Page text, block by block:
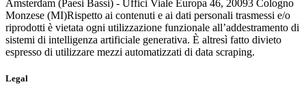
Amsterdam (Paesi Bassi) - Uffici Viale Europa 46, 20093 Cologno
Monzese (MI)Rispetto ai contenuti e ai dati personali trasmessi e/o
riprodotti è vietata ogni utilizzazione funzionale all’addestramento di
sistemi di intelligenza artificiale generativa. È altresì fatto divieto
espresso di utilizzare mezzi automatizzati di data scraping.
Legal